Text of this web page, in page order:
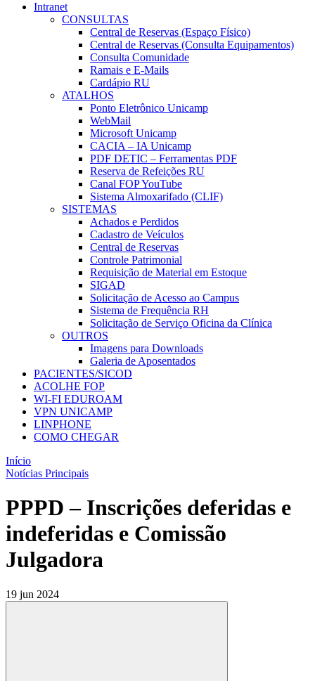
Intranet
CONSULTAS
Central de Reservas (Espaço Físico)
Central de Reservas (Consulta Equipamentos)
Consulta Comunidade
Ramais e E-Mails
Cardápio RU
ATALHOS
Ponto Eletrônico Unicamp
WebMail
Microsoft Unicamp
CACIA – IA Unicamp
PDF DETIC – Ferramentas PDF
Reserva de Refeições RU
Canal FOP YouTube
Sistema Almoxarifado (CLIF)
SISTEMAS
Achados e Perdidos
Cadastro de Veículos
Central de Reservas
Controle Patrimonial
Requisição de Material em Estoque
SIGAD
Solicitação de Acesso ao Campus
Sistema de Frequência RH
Solicitação de Serviço Oficina da Clínica
OUTROS
Imagens para Downloads
Galeria de Aposentados
PACIENTES/SICOD
ACOLHE FOP
WI-FI EDUROAM
VPN UNICAMP
LINPHONE
COMO CHEGAR
Início
Notícias Principais
PPPD – Inscrições deferidas e
indeferidas e Comissão
Julgadora
19 jun 2024